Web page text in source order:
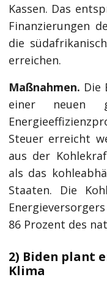
Kassen. Das
Finanzierungen
die
erreichen.
Maßnahmen. Die
einer neuen
Steuer erreicht
aus der
als das
Staaten. Die
86 Prozent des
2) Biden plant
Klima